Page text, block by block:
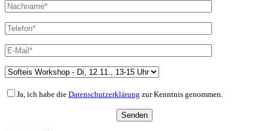
Ja, ich habe die Datenschutzerklärung zur Kenntnis genommen.